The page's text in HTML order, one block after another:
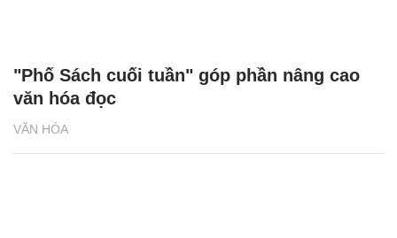
VĂN HÓA
"Phố Sách cuối tuần" góp phần nâng cao
văn hóa đọc